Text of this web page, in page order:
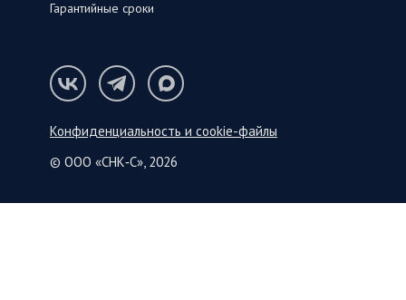
Гарантийные сроки
Конфиденциальность и cookie-файлы
© ООО «СНК‑С», 2026